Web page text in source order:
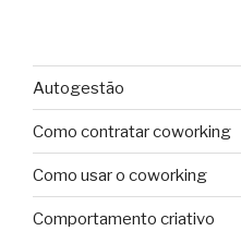
Autogestão
Como contratar coworking
Como usar o coworking
Comportamento criativo